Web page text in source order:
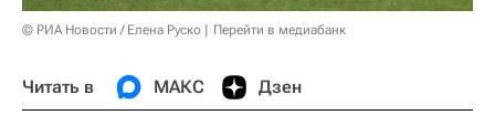
© РИА Новости / Елена Руско Перейти в медиабанк
Читать в МАКС Дзен